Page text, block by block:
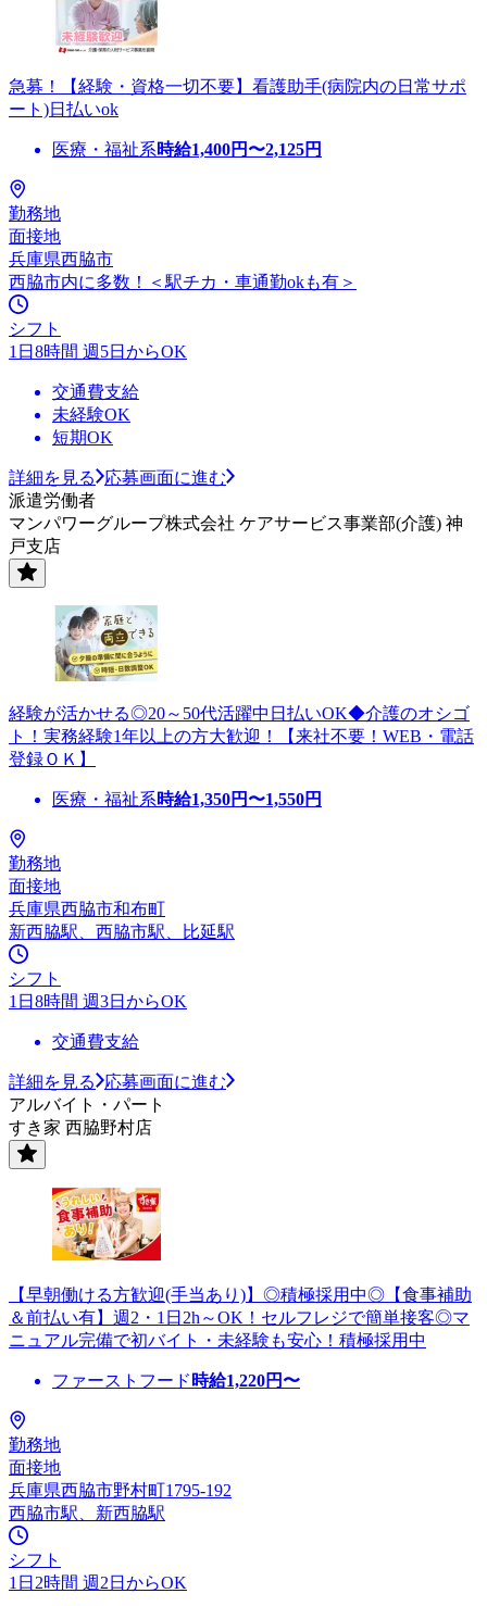
急募！【経験・資格一切不要】看護助手(病院内の日常サポ
ート)日払いok
医療・福祉系時給1,400円〜2,125円
勤務地
面接地
兵庫県西脇市
西脇市内に多数！＜駅チカ・車通勤okも有＞
シフト
1日8時間 週5日からOK
交通費支給
未経験OK
短期OK
詳細を見る
応募画面に進む
派遣労働者
マンパワーグループ株式会社 ケアサービス事業部(介護) 神
戸支店
経験が活かせる◎20～50代活躍中日払いOK◆介護のオシゴ
ト！実務経験1年以上の方大歓迎！【来社不要！WEB・電話
登録ＯＫ】
医療・福祉系時給1,350円〜1,550円
勤務地
面接地
兵庫県西脇市和布町
新西脇駅、西脇市駅、比延駅
シフト
1日8時間 週3日からOK
交通費支給
詳細を見る
応募画面に進む
アルバイト・パート
すき家 西脇野村店
【早朝働ける方歓迎(手当あり)】◎積極採用中◎【食事補助
＆前払い有】週2・1日2h～OK！セルフレジで簡単接客◎マ
ニュアル完備で初バイト・未経験も安心！積極採用中
ファーストフード 時給1,220円〜
勤務地
面接地
兵庫県西脇市野村町1795-192
西脇市駅、新西脇駅
シフト
1日2時間 週2日からOK